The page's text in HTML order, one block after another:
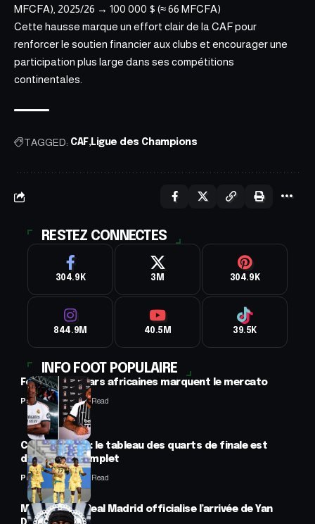
MFCFA), 2025/26 → 100 000 $ (≈ 66 MFCFA)
Cette hausse marque un effort clair de la CAF pour
renforcer le soutien financier aux clubs et encourager une
participation plus large dans ses compétitions
continentales.
TAGGED: CAF Ligue des Champions
RESTEZ CONNECTES
304.9K 3M 304.9K
844.9M 40.5M 39.5K
INFO FOOT POPULAIRE
Football : 2 stars africaines marquent le mercato
Panafrofoot2 Min Read
CAN féminine : le tableau des quarts de finale est
désormais complet
Panafrofoot2 Min Read
Mercato : Le Real Madrid officialise l’arrivée de Yan